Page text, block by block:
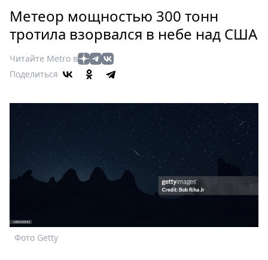
Россия
Мир
Здоровье
Туризм
Мода
Театр
Кино
Афиша
Книги
Выставки
О
Метеор мощностью 300 тонн
тротила взорвался в небе над США
Читайте Metro в
Поделиться
Фото Getty